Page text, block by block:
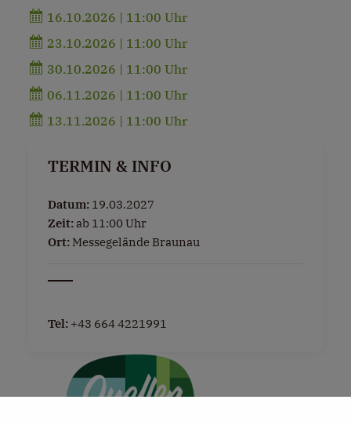
16.10.2026 | 11:00 Uhr
23.10.2026 | 11:00 Uhr
30.10.2026 | 11:00 Uhr
06.11.2026 | 11:00 Uhr
13.11.2026 | 11:00 Uhr
TERMIN & INFO
Datum: 19.03.2027
Zeit: ab 11:00 Uhr
Ort: Messegelände Braunau
Tel: +43 664 4221991